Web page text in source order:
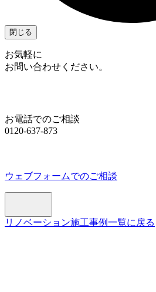
閉じる
お気軽に
お問い合わせください。
お電話でのご相談
0120-637-873
ウェブフォームでのご相談
リノベーション施工事例一覧に戻る